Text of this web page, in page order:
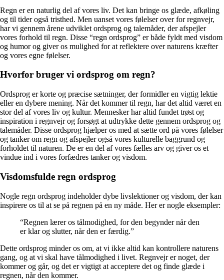
Regn er en naturlig del af vores liv. Det kan bringe os glæde, afkøling
og til tider også tristhed. Men uanset vores følelser over for regnvejr,
har vi gennem årene udviklet ordsprog og talemåder, der afspejler
vores forhold til regn. Disse “regn ordsprog” er både fyldt med visdom
og humor og giver os mulighed for at reflektere over naturens kræfter
og vores egne følelser.
Hvorfor bruger vi ordsprog om regn?
Ordsprog er korte og præcise sætninger, der formidler en vigtig lektie
eller en dybere mening. Når det kommer til regn, har det altid været en
stor del af vores liv og kultur. Mennesker har altid fundet trøst og
inspiration i regnvejr og forsøgt at udtrykke dette gennem ordsprog og
talemåder. Disse ordsprog hjælper os med at sætte ord på vores følelser
og tanker om regn og afspejler også vores kulturelle baggrund og
forholdet til naturen. De er en del af vores fælles arv og giver os et
vindue ind i vores forfædres tanker og visdom.
Visdomsfulde regn ordsprog
Nogle regn ordsprog indeholder dybe livslektioner og visdom, der kan
inspirere os til at se på regnen på en ny måde. Her er nogle eksempler:
“Regnen lærer os tålmodighed, for den begynder når den
er klar og slutter, når den er færdig.”
Dette ordsprog minder os om, at vi ikke altid kan kontrollere naturens
gang, og at vi skal have tålmodighed i livet. Regnvejr er noget, der
kommer og går, og det er vigtigt at acceptere det og finde glæde i
regnen, når den kommer.